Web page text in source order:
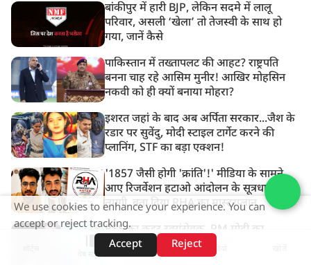
बांकीपुर में हारी BJP, लेकिन सदमे में लालू
परिवार, असली ‘खेला’ तो तेजस्वी के साथ हो
गया, जानें कैसे
पाकिस्तान में तख्तापलट की आहट? राष्ट्रपति
बनना चाह रहे आसिम मुनीर! आखिर मोहसिन
नकवी को ही क्यों बनाया मोहरा?
इशरत जहां के बाद अब अर्पिता सरकार...जैश के
रडार पर सुवेंदु, मोदी स्टाइल टार्गेट करने की
प्लानिंग, STF का बड़ा एक्शन!
'1857 जैसी होगी 'क्रांति'!' मीडिया के सामने
आए रिजर्वेशन हटाओ आंदोलन के सूत्रधार वेदांश
त्यागी, बता दिया RHA का मास्टरप्लान
RSS का कट्टर स्वयंसेवक, PM मोदी का
भरोसेमंद, 5 बार के MP...आखिर कौन हैं देश के
नए शिक्षा मंत्री प्रह्लाद जोशी?
वेब स्टोरीज़
We use cookies to enhance your experience. You can
accept or reject tracking.
Accept
Reject